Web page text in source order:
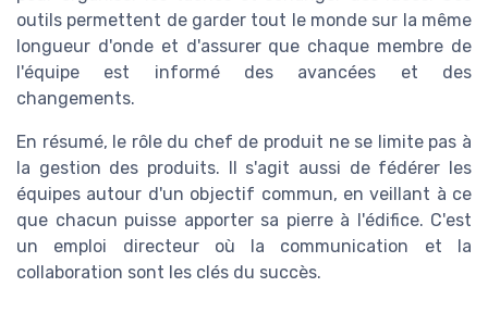
outils permettent de garder tout le monde sur la même
longueur d'onde et d'assurer que chaque membre de
l'équipe est informé des avancées et des
changements.
En résumé, le rôle du chef de produit ne se limite pas à
la gestion des produits. Il s'agit aussi de fédérer les
équipes autour d'un objectif commun, en veillant à ce
que chacun puisse apporter sa pierre à l'édifice. C'est
un emploi directeur où la communication et la
collaboration sont les clés du succès.